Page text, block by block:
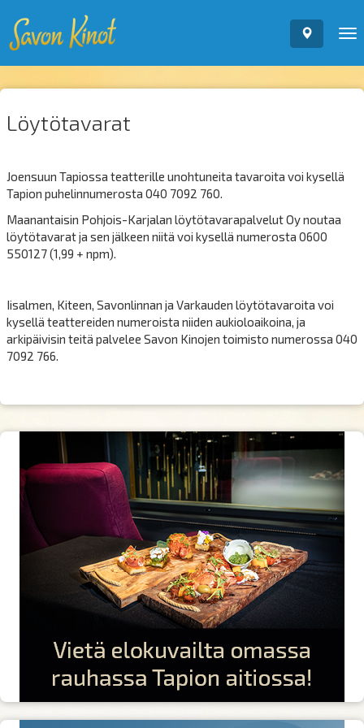
Löytötavarat
Joensuun Tapiossa teatterille unohtuneita tavaroita voi kysellä
Tapion puhelinnumerosta 040 7092 760.
Maanantaisin Pohjois-Karjalan löytötavarapalvelut Oy noutaa
löytötavarat ja sen jälkeen niitä voi kysellä numerosta 0600
550127 (1,99 + npm).
Iisalmen, Kiteen, Savonlinnan ja Varkauden löytötavaroita voi
kysellä teattereiden numeroista niiden aukioloaikoina, ja
arkipäivisin teitä palvelee Savon Kinojen toimisto numerossa 040
7092 766.